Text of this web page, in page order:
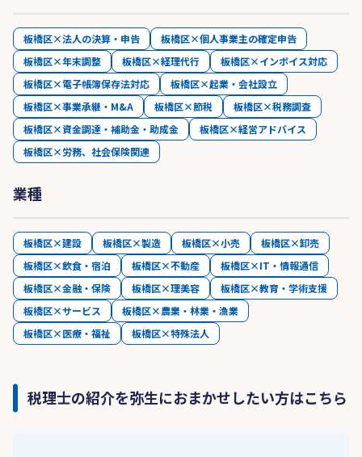
板橋区×法人の決算・申告
板橋区×個人事業主の確定申告
板橋区×年末調整
板橋区×経理代行
板橋区×インボイス対応
板橋区×電子帳簿保存法対応
板橋区×起業・会社設立
板橋区×事業承継・M&A
板橋区×節税
板橋区×税務調査
板橋区×資金調達・補助金・助成金
板橋区×経営アドバイス
板橋区×労務、社会保険関連
業種
板橋区×建設 板橋区×製造 板橋区×小売
板橋区×卸売
板橋区×飲食・宿泊
板橋区×不動産
板橋区×IT・情報通信
板橋区×金融・保険
板橋区×理美容
板橋区×教育・学術支援
板橋区×サービス
板橋区×農業・林業・漁業
板橋区×医療・福祉
板橋区×特殊法人
税理士の紹介を弥生におまかせしたい方はこちら